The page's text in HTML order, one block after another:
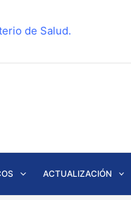
de Salud.
ACTUALIZACIÓN